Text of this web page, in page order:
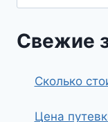
Свежие
Сколько
Цена